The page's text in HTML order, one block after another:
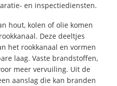
en inspectiediensten.
hout, kolen of olie komen
Deze deeltjes
het rookkanaal en vormen
laag. Vaste brandstoffen,
meer vervuiling. Uit de
aanslag die kan branden